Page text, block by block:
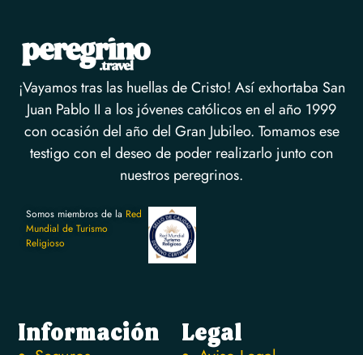
¡Vayamos tras las huellas de Cristo! Así exhortaba San
Juan Pablo II a los jóvenes católicos en el año 1999
con ocasión del año del Gran Jubileo. Tomamos ese
testigo con el deseo de poder realizarlo junto con
nuestros peregrinos.
Somos miembros de la Red
Mundial de Turismo
Religioso
Información Legal